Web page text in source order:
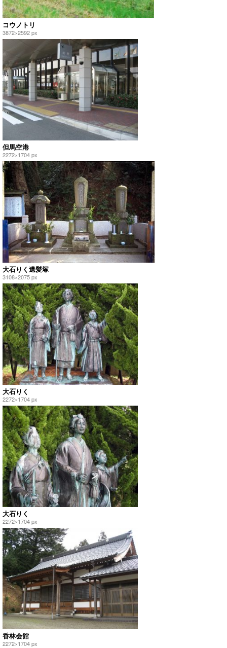
コウノトリ
3872×2592 px
但馬空港
2272×1704 px
大石りく遺髪塚
3108×2075 px
大石りく
2272×1704 px
大石りく
2272×1704 px
香林会館
2272×1704 px